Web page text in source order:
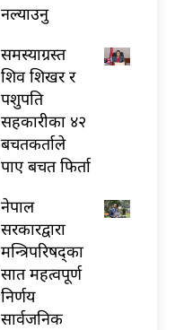
नल्याउनु
समस्याग्रस्त
शिव शिखर र
पशुपति
सहकारीका ४२
बचतकर्ताले
पाए बचत फिर्ता
नेपाल
सरकारद्वारा
मन्त्रिपरिषद्का
सात महत्वपूर्ण
निर्णय
सार्वजनिक